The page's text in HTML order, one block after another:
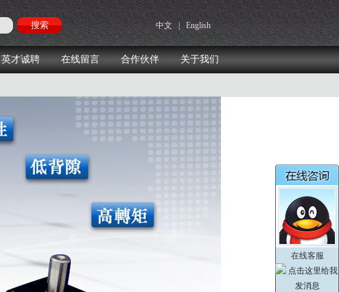
中文 | English
英才诚聘 在线留言 合作伙伴 关于我们
在线客服